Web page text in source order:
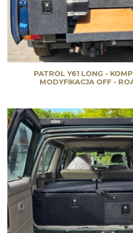
PATROL Y61 LONG -
MODYFIKACJA OFF -